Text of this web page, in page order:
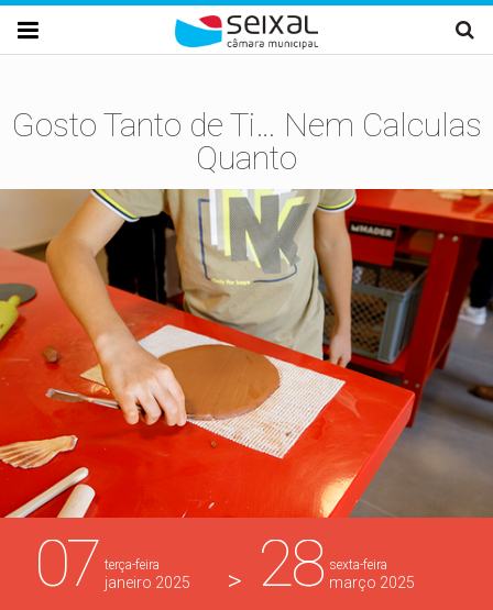
Passar para o conteúdo principal

Gosto Tanto de Ti… Nem Calculas
Quanto
07 terça-feira
janeiro 2025 > 28 sexta-feira
março 2025